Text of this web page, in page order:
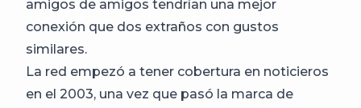
amigos de amigos tendrían una mejor
conexión que dos extraños con gustos
similares.
La red empezó a tener cobertura en noticieros
en el 2003, una vez que pasó la marca de